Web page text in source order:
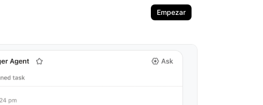
Empezar